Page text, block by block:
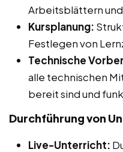
Arbeitsblättern
Kursplanung:
Festlegen von
Technische
alle technischen
bereit sind und
Durchführung von
Live-Unterricht: